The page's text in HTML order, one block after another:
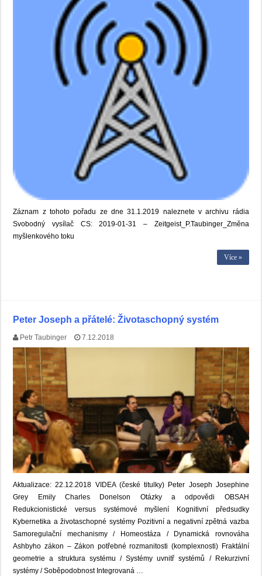
Záznam z tohoto pořadu ze dne 31.1.2019 naleznete v archivu rádia
Svobodný vysílač CS: 2019-01-31 – Zeitgeist_P.Taubinger_Změna
myšlenkového toku
Více »
Peter Joseph a přátelé: Životaschopný systém
Petr Taubinger 7.12.2018
Aktualizace: 22.12.2018 VIDEA (české titulky) Peter Joseph Josephine
Grey Emily Charles Donelson Otázky a odpovědi OBSAH
Redukcionistické versus systémové myšlení Kognitivní předsudky
Kybernetika a životaschopné systémy Pozitivní a negativní zpětná vazba
Samoregulační mechanismy / Homeostáza / Dynamická rovnováha
Ashbyho zákon – Zákon potřebné rozmanitosti (komplexnosti) Fraktální
geometrie a struktura systému / Systémy uvnitř systémů / Rekurzivní
systémy / Soběpodobnost Integrovaná …